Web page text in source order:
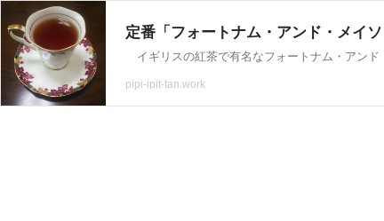
定番「フォートナム・アンド・メイ
pipi-ipit-tan.work